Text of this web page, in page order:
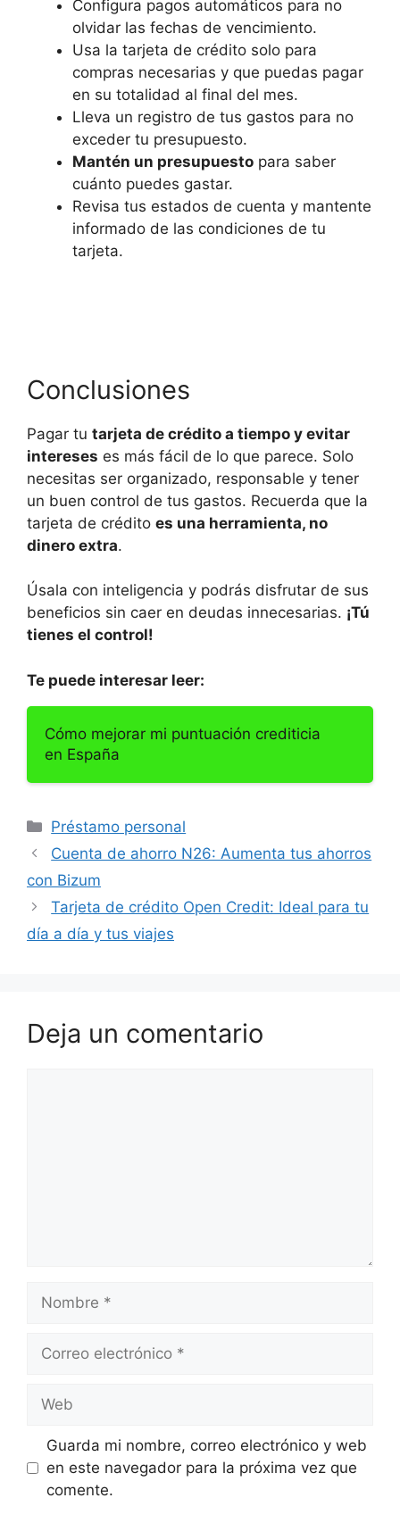
Configura pagos automáticos para no
olvidar las fechas de vencimiento.
Usa la tarjeta de crédito solo para
compras necesarias y que puedas pagar
en su totalidad al final del mes.
Lleva un registro de tus gastos para no
exceder tu presupuesto.
Mantén un presupuesto para saber
cuánto puedes gastar.
Revisa tus estados de cuenta y mantente
informado de las condiciones de tu
tarjeta.
Conclusiones
Pagar tu tarjeta de crédito a tiempo y evitar
intereses es más fácil de lo que parece. Solo
necesitas ser organizado, responsable y tener
un buen control de tus gastos. Recuerda que la
tarjeta de crédito es una herramienta, no
dinero extra.
Úsala con inteligencia y podrás disfrutar de sus
beneficios sin caer en deudas innecesarias. ¡Tú
tienes el control!
Te puede interesar leer:
Cómo mejorar mi puntuación crediticia
en España
Categorías
Préstamo personal
Cuenta de ahorro N26: Aumenta tus ahorros
con Bizum
Tarjeta de crédito Open Credit: Ideal para tu
día a día y tus viajes
Deja un comentario
electrónico
Guarda mi nombre, correo electrónico y web
en este navegador para la próxima vez que
comente.